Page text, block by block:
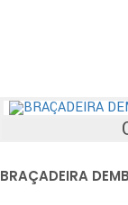
BRAÇADEIRA